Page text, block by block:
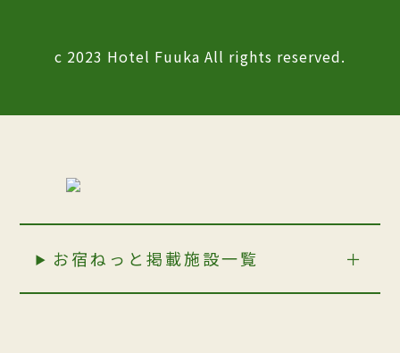
c 2023 Hotel Fuuka All rights reserved.
お宿ねっと掲載施設一覧